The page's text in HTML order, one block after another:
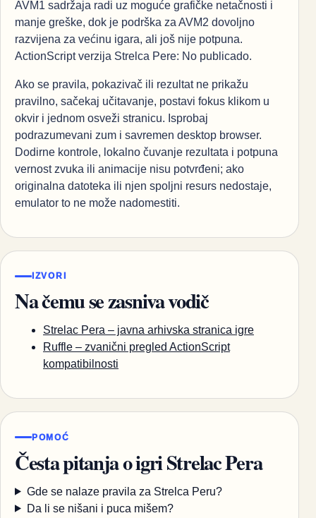
AVM1 sadržaja radi uz moguće grafičke netačnosti i
manje greške, dok je podrška za AVM2 dovoljno
razvijena za većinu igara, ali još nije potpuna.
ActionScript verzija Strelca Pere: No publicado.
Ako se pravila, pokazivač ili rezultat ne prikažu
pravilno, sačekaj učitavanje, postavi fokus klikom u
okvir i jednom osveži stranicu. Isprobaj
podrazumevani zum i savremen desktop browser.
Dodirne kontrole, lokalno čuvanje rezultata i potpuna
vernost zvuka ili animacije nisu potvrđeni; ako
originalna datoteka ili njen spoljni resurs nedostaje,
emulator to ne može nadomestiti.
IZVORI
Na čemu se zasniva vodič
Strelac Pera – javna arhivska stranica igre
Ruffle – zvanični pregled ActionScript
kompatibilnosti
POMOĆ
Česta pitanja o igri Strelac Pera
Gde se nalaze pravila za Strelca Peru?
Da li se nišani i puca mišem?